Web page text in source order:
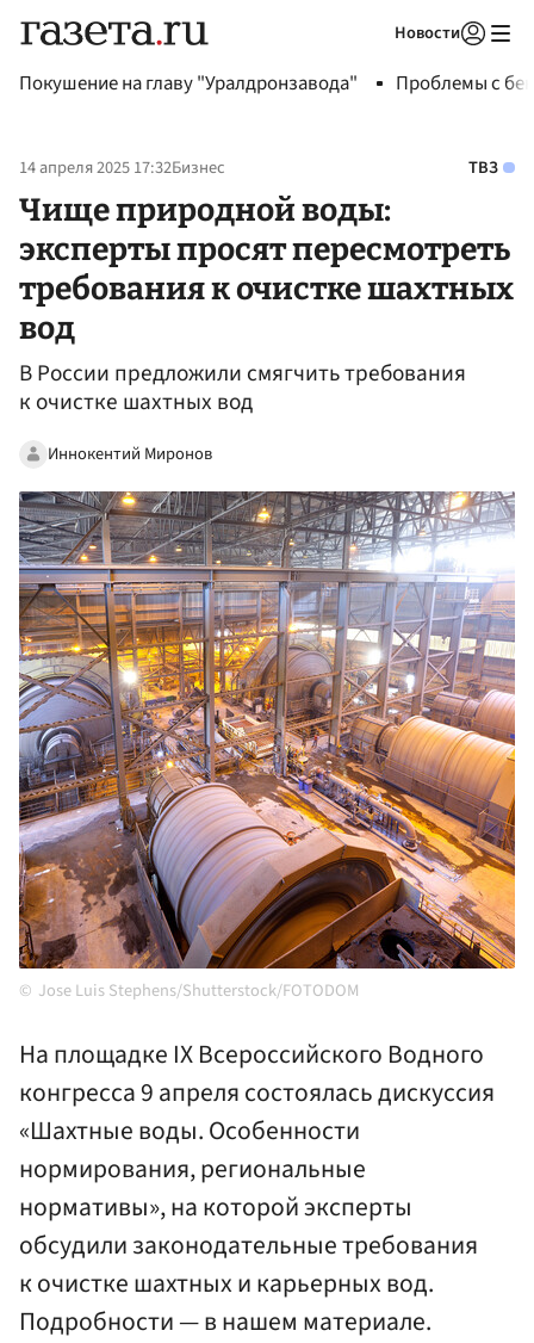
Новости
Покушение на главу "Уралдронзавода" Проблемы с
14 апреля 2025 17:32Бизнес ТВЗ
Чище природной воды:
эксперты просят пересмотреть
требования к очистке шахтных
вод
В России предложили смягчить требования
к очистке шахтных вод
Иннокентий Миронов
Jose Luis Stephens/Shutterstock/FOTODOM
На площадке IX Всероссийского Водного
конгресса 9 апреля состоялась дискуссия
«Шахтные воды. Особенности
нормирования, региональные
нормативы», на которой эксперты
обсудили законодательные требования
к очистке шахтных и карьерных вод.
Подробности — в нашем материале.